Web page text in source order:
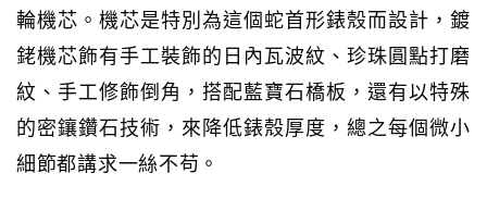
輪機芯。機芯是特別為這個蛇首形錶殼而設計，鍍
銠機芯飾有手工裝飾的日內瓦波紋、珍珠圓點打磨
紋、手工修飾倒角，搭配藍寶石橋板，還有以特殊
的密鑲鑽石技術，來降低錶殼厚度，總之每個微小
細節都講求一絲不苟。